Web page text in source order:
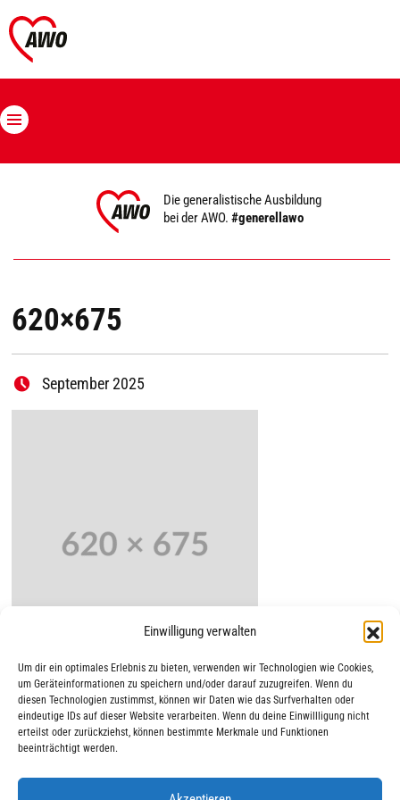
Einwilligung verwalten
Um dir ein optimales Erlebnis zu bieten, verwenden wir Technologien wie Cookies,
um Geräteinformationen zu speichern und/oder darauf zuzugreifen. Wenn du
diesen Technologien zustimmst, können wir Daten wie das Surfverhalten oder
eindeutige IDs auf dieser Website verarbeiten. Wenn du deine Einwillligung nicht
erteilst oder zurückziehst, können bestimmte Merkmale und Funktionen
beeinträchtigt werden.
Die generalistische Ausbildung
bei der AWO.#generellawo
620×675
September 2025